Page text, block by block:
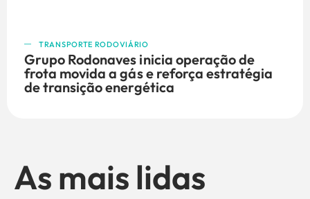
TRANSPORTE RODOVIÁRIO
Grupo Rodonaves inicia operação de
frota movida a gás e reforça estratégia
de transição energética
As mais lidas